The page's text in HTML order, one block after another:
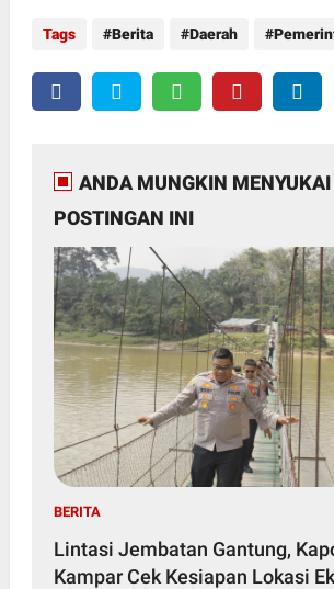
Tags Berita Daerah
ANDA MUNGKIN MENYUKAI
POSTINGAN INI
BERITA
Lintasi Jembatan Gantung,
Kampar Cek Kesiapan Lokasi